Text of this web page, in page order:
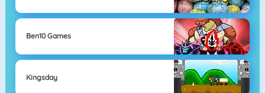
Ben10 Games
Kingsday